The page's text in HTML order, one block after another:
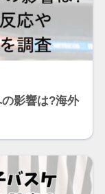
影響は?海外